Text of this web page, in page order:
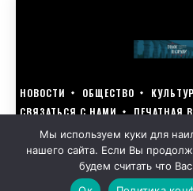
НОВОСТИ ОБЩЕСТВО
СВЯЗАТЬСЯ С НАМИ
ПЕЧАТНАЯ
ГОЛОСУЙ ЗА БЛАГОУСТРОЙСТВО
GOLOS-NAZRANI.RU ВСЕ ПРАВА
ПОЛИТИКА ОБРАБОТКИ
Мы используем куки для
нашего сайта. Если Вы
будем считать что